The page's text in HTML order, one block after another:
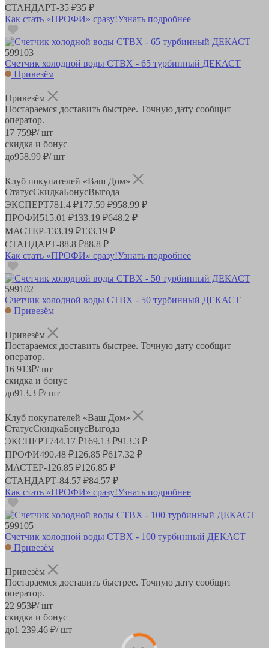
СТАНДАРТ-35 ₽35 ₽
Как стать «ПРОФИ» сразу!Узнать подробнее
599103
Счетчик холодной воды СТВХ - 65 турбинный ДЕКАСТ
Привезём
Привезём
Постараемся доставить быстрее. Точную дату сообщит
оператор.
17 759₽/ шт
скидка и бонус
до958.99 ₽/ шт
Клуб покупателей «Ваш Дом»
СтатусСкидкаБонусВыгода
ЭКСПЕРТ781.4 ₽177.59 ₽958.99 ₽
ПРОФИ515.01 ₽133.19 ₽648.2 ₽
МАСТЕР-133.19 ₽133.19 ₽
СТАНДАРТ-88.8 ₽88.8 ₽
Как стать «ПРОФИ» сразу!Узнать подробнее
599102
Счетчик холодной воды СТВХ - 50 турбинный ДЕКАСТ
Привезём
Привезём
Постараемся доставить быстрее. Точную дату сообщит
оператор.
16 913₽/ шт
скидка и бонус
до913.3 ₽/ шт
Клуб покупателей «Ваш Дом»
СтатусСкидкаБонусВыгода
ЭКСПЕРТ744.17 ₽169.13 ₽913.3 ₽
ПРОФИ490.48 ₽126.85 ₽617.32 ₽
МАСТЕР-126.85 ₽126.85 ₽
СТАНДАРТ-84.57 ₽84.57 ₽
Как стать «ПРОФИ» сразу!Узнать подробнее
599105
Счетчик холодной воды СТВХ - 100 турбинный ДЕКАСТ
Привезём
Привезём
Постараемся доставить быстрее. Точную дату сообщит
оператор.
22 953₽/ шт
скидка и бонус
до1 239.46 ₽/ шт